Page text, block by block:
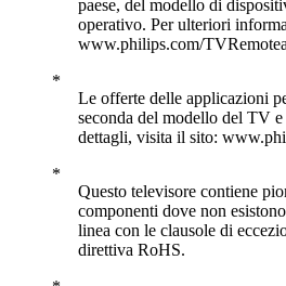
paese, del modello di
operativo. Per ulteriori
www.philips.com/
Le offerte delle applicazioni
seconda del modello del TV
dettagli, visita il sito:
Questo televisore contiene
componenti dove non
linea con le clausole di
direttiva RoHS.